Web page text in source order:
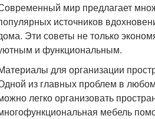
мир предлагает
источников
Эти советы не только
и функциональным.
для организации
из главных проблем в
легко организовать
мебель